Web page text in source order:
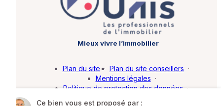
Ce bien vous est proposé par :
Mieux vivre l’immobilier
Plan du site · Plan du site conseillers ·
Mentions légales ·
Politique de protection des données ·